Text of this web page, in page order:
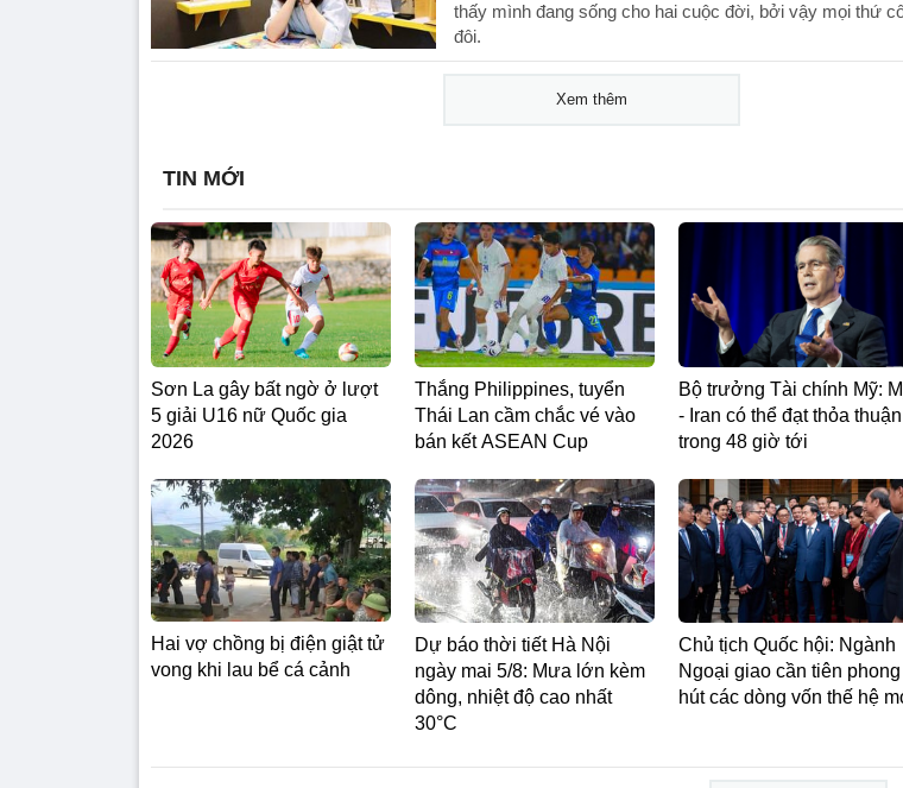
thấy mình đang sống cho hai cuộc đời, bởi vậy mọi thứ
đôi.
Xem thêm
TIN MỚI
Sơn La gây bất ngờ ở lượt
5 giải U16 nữ Quốc gia
2026
Thắng Philippines, tuyển
Thái Lan cầm chắc vé vào
bán kết ASEAN Cup
Bộ trưởng Tài chính Mỹ:
- Iran có thể đạt thỏa thuận
trong 48 giờ tới
Hai vợ chồng bị điện giật tử
vong khi lau bể cá cảnh
Dự báo thời tiết Hà Nội
ngày mai 5/8: Mưa lớn kèm
dông, nhiệt độ cao nhất
30°C
Chủ tịch Quốc hội: Ngành
Ngoại giao cần tiên phong
hút các dòng vốn thế hệ